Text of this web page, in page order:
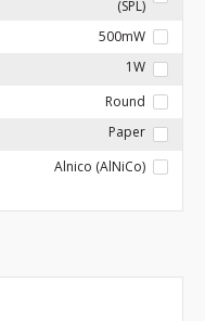
(SPL)
500mW
1W
Round
Paper
Alnico (AlNiCo)